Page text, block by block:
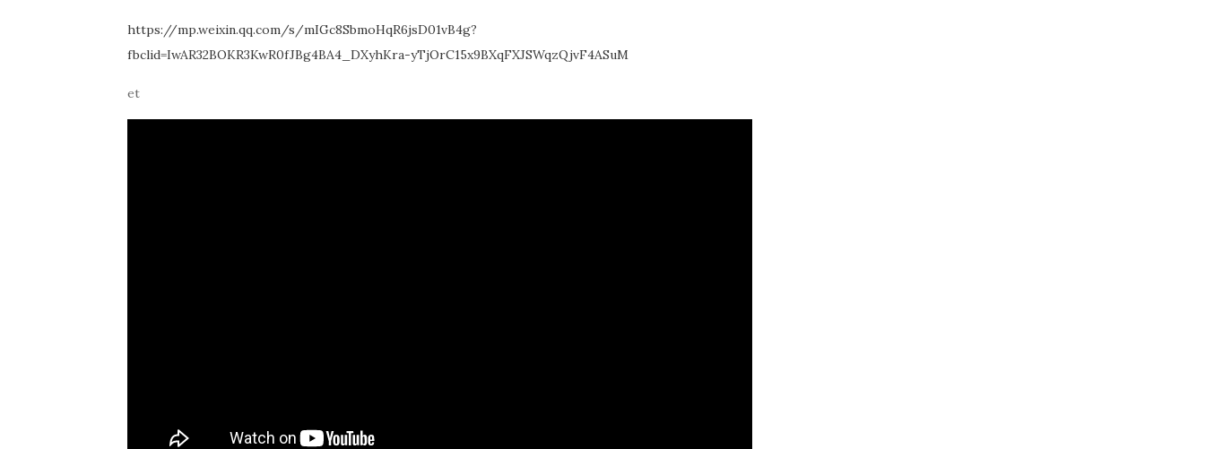
https://mp.weixin.qq.com/s/mIGc8SbmoHqR6jsD01vB4g?
fbclid=IwAR32BOKR3KwR0fJBg4BA4_DXyhKra-yTjOrC15x9BXqFXJSWqzQjvF4ASuM
et